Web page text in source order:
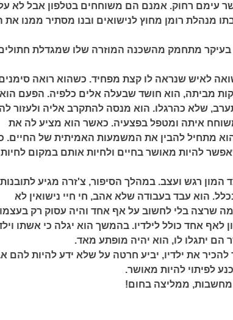
עימם רחוק. אמנם הם משוחחים בטלפון אבל לא
מנהלת רומן מחוץ לנישואים ובנו מסתיר ממנו את
בעיקר מתחמק מהשכנה המוזרה שלו שמגדלת
לאיש שנראה לו קצת מפחיד. כשהוא רואה
מביתה, הוא חושד שבעלה אלים כלפיה. הפעם הוא
שלא כהרגלו. הוא מנסה להתקרב אליה ולעזור
איתה ומטפל בפצעיה. כאשר הוא מציע לה את
מתחיל להבין את המשמעות האמיתית של החיים.
להיות מאושר בחיים ולחיות אותם במקום לחיות
המון רגש ועצב. במהלך הסיפור, צ'זרה מגיע לתובנות
הוא עבד בעבודה שלא אהב, חי חיי נישואין לא
שרצה בלי לחשוב על אף אחד והיה עסוק רק
אחד כולל לילדיו. בהמשך הוא יגלה כי אשתו
הם יתגלו לו, הוא יהיה מופתע מאד.
את ילדיו, יביע חרטה על שלא ידע להיות להם
לפיתוי להיות מאושר.
ממליצה בחום!